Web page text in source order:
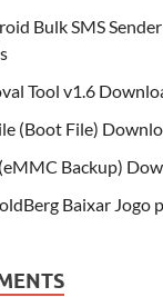
Bulk SMS
Tool v1.6
(Boot File)
Backup)
Baixar Jogo